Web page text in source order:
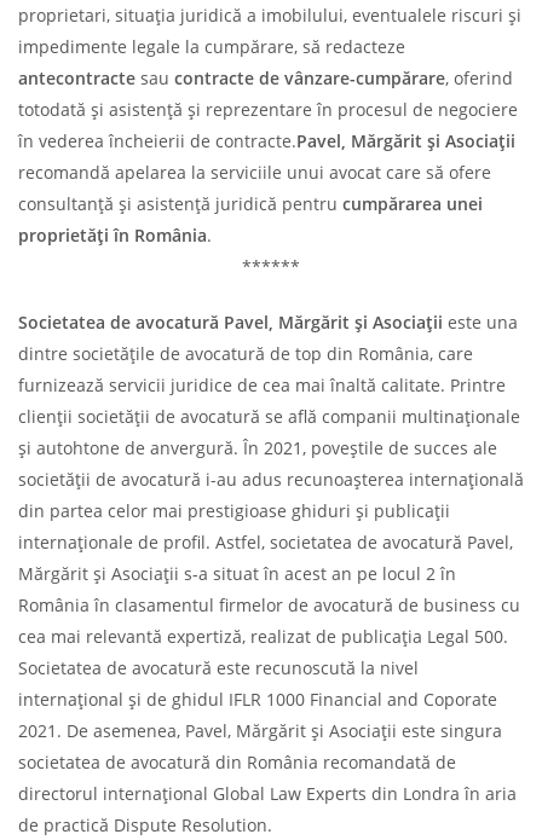
proprietari, situația juridică a imobilului, eventualele riscuri și
impedimente legale la cumpărare, să redacteze
antecontracte sau contracte de vânzare-cumpărare, oferind
totodată și asistență și reprezentare în procesul de negociere
în vederea încheierii de contracte.Pavel, Mărgărit și Asociații
recomandă apelarea la serviciile unui avocat care să ofere
consultanță și asistență juridică pentru cumpărarea unei
proprietăți în România.
******
Societatea de avocatură Pavel, Mărgărit și Asociații este una
dintre societățile de avocatură de top din România, care
furnizează servicii juridice de cea mai înaltă calitate. Printre
clienții societății de avocatură se află companii multinaționale
și autohtone de anvergură. În 2021, poveștile de succes ale
societății de avocatură i-au adus recunoașterea internațională
din partea celor mai prestigioase ghiduri și publicații
internaționale de profil. Astfel, societatea de avocatură Pavel,
Mărgărit și Asociații s-a situat în acest an pe locul 2 în
România în clasamentul firmelor de avocatură de business cu
cea mai relevantă expertiză, realizat de publicația Legal 500.
Societatea de avocatură este recunoscută la nivel
internațional și de ghidul IFLR 1000 Financial and Coporate
2021. De asemenea, Pavel, Mărgărit și Asociații este singura
societatea de avocatură din România recomandată de
directorul internațional Global Law Experts din Londra în aria
de practică Dispute Resolution.